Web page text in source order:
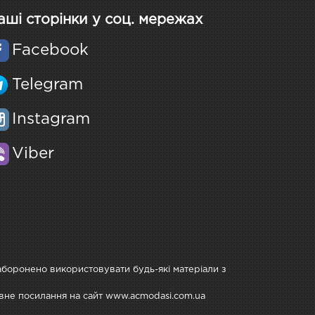
сторінки у соц. мережах
Facebook
Telegram
Instagram
Viber
використовувати будь-які матеріали з
посилання на сайт www.acmodasi.com.ua